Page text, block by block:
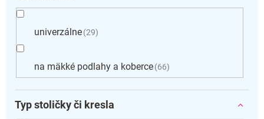
univerzálne 29
na mäkké podlahy a koberce 66
Typ stoličky či kresla